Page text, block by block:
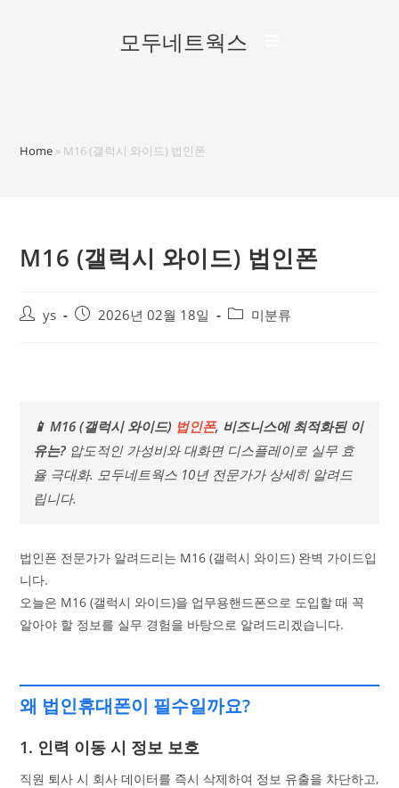
모두네트웍스
Home » M16 (갤럭시 와이드) 법인폰
M16 (갤럭시 와이드) 법인폰
ys 2026년 02월 18일 미분류
📱 M16 (갤럭시 와이드) 법인폰, 비즈니스에 최적화된 이
유는? 압도적인 가성비와 대화면 디스플레이로 실무 효
율 극대화. 모두네트웍스 10년 전문가가 상세히 알려드
립니다.
법인폰 전문가가 알려드리는 M16 (갤럭시 와이드) 완벽 가이드입
니다.
오늘은 M16 (갤럭시 와이드)을 업무용핸드폰으로 도입할 때 꼭
알아야 할 정보를 실무 경험을 바탕으로 알려드리겠습니다.
왜 법인휴대폰이 필수일까요?
1. 인력 이동 시 정보 보호
직원 퇴사 시 회사 데이터를 즉시 삭제하여 정보 유출을 차단하고,